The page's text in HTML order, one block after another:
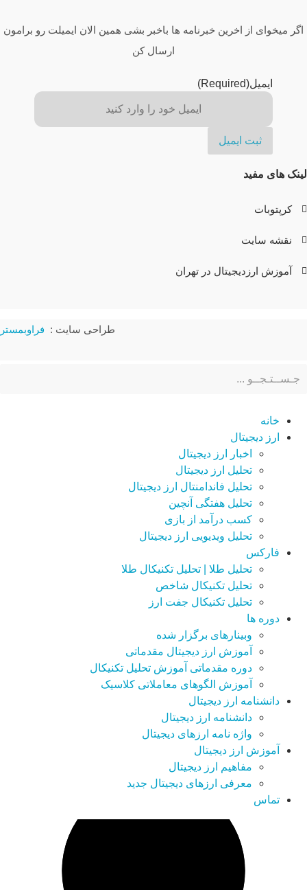
اگر میخوای از اخرین خبرنامه ها باخبر بشی همین الان ایمیلت رو برامون
ارسال کن
ایمیل(Required)
لینک های مفید
کرپتوبات
نقشه سایت
آموزش ارزدیجیتال در تهران
طراحی سایت : فراوبمستر
خانه
ارز دیجیتال
اخبار ارز دیجیتال
تحلیل ارز دیجیتال
تحلیل فاندامنتال ارز دیجیتال
تحلیل هفتگی آنچین
کسب درآمد از بازی
تحلیل ویدیویی ارز دیجیتال
فارکس
تحلیل طلا | تحلیل تکنیکال طلا
تحلیل تکنیکال شاخص
تحلیل تکنیکال جفت ارز
دوره ها
وبینارهای برگزار شده
آموزش ارز دیجیتال مقدماتی
دوره مقدماتی آموزش تحلیل تکنیکال
آموزش الگوهای معاملاتی کلاسیک
دانشنامه ارز دیجیتال
دانشنامه ارز دیجیتال
واژه نامه ارزهای دیجیتال
آموزش ارز دیجیتال
مفاهیم ارز دیجیتال
معرفی ارزهای دیجیتال جدید
تماس